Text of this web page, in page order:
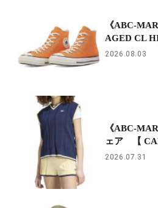
《ABC-
AGED CL
2026.08.03
《ABC-
ェア 【
2026.07.31